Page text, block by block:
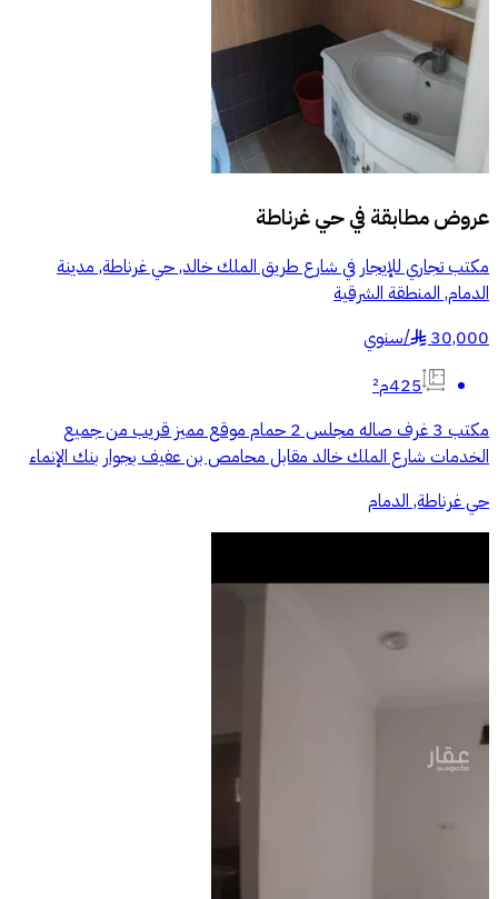
عروض مطابقة فيحي غرناطة
مكتب تجاري للإيجار في شارع طريق الملك خالد, حي غرناطة, مدينة
الدمام, المنطقة الشرقية
30,000
§
/سنوي
425م²
مكتب 3 غرف صاله مجلس 2 حمام موقع مميز قريب من جميع
الخدمات شارع الملك خالد مقابل محامص بن عفيف بجوار بنك الإنماء
حي غرناطة, الدمام